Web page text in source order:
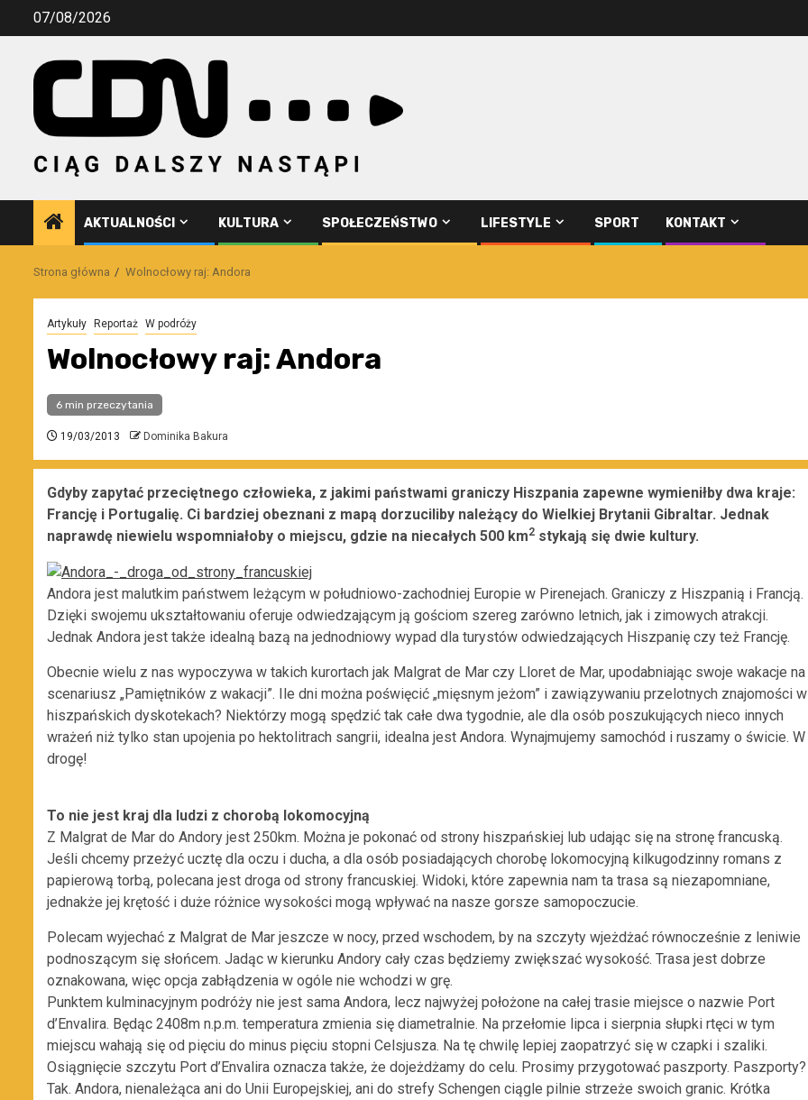
Przejdź07/08/2026
AKTUALNOŚCI KULTURA SPOŁECZEŃSTWO LIFESTYLE SPORT KONTAKT
Strona główna Wolnocłowy raj: Andora
Artykuły Reportaż W podróży
Wolnocłowy raj: Andora
6 min przeczytania
19/03/2013 Dominika Bakura
Gdyby zapytać przeciętnego człowieka, z jakimi państwami graniczy Hiszpania zapewne wymieniłby dwa kraje:
Francję i Portugalię. Ci bardziej obeznani z mapą dorzuciliby należący do Wielkiej Brytanii Gibraltar. Jednak
naprawdę niewielu wspomniałoby o miejscu, gdzie na niecałych 500 km2 stykają się dwie kultury.
Andora jest malutkim państwem leżącym w południowo-zachodniej Europie w Pirenejach. Graniczy z Hiszpanią i Francją.
Dzięki swojemu ukształtowaniu oferuje odwiedzającym ją gościom szereg zarówno letnich, jak i zimowych atrakcji.
Jednak Andora jest także idealną bazą na jednodniowy wypad dla turystów odwiedzających Hiszpanię czy też Francję.
Obecnie wielu z nas wypoczywa w takich kurortach jak Malgrat de Mar czy Lloret de Mar, upodabniając swoje wakacje na
scenariusz „Pamiętników z wakacji”. Ile dni można poświęcić „mięsnym jeżom” i zawiązywaniu przelotnych znajomości w
hiszpańskich dyskotekach? Niektórzy mogą spędzić tak całe dwa tygodnie, ale dla osób poszukujących nieco innych
wrażeń niż tylko stan upojenia po hektolitrach sangrii, idealna jest Andora. Wynajmujemy samochód i ruszamy o świcie. W
drogę!
To nie jest kraj dla ludzi z chorobą lokomocyjną
Z Malgrat de Mar do Andory jest 250km. Można je pokonać od strony hiszpańskiej lub udając się na stronę francuską.
Jeśli chcemy przeżyć ucztę dla oczu i ducha, a dla osób posiadających chorobę lokomocyjną kilkugodzinny romans z
papierową torbą, polecana jest droga od strony francuskiej. Widoki, które zapewnia nam ta trasa są niezapomniane,
jednakże jej krętość i duże różnice wysokości mogą wpływać na nasze gorsze samopoczucie.
Polecam wyjechać z Malgrat de Mar jeszcze w nocy, przed wschodem, by na szczyty wjeżdżać równocześnie z leniwie
podnoszącym się słońcem. Jadąc w kierunku Andory cały czas będziemy zwiększać wysokość. Trasa jest dobrze
oznakowana, więc opcja zabłądzenia w ogóle nie wchodzi w grę.
Punktem kulminacyjnym podróży nie jest sama Andora, lecz najwyżej położone na całej trasie miejsce o nazwie Port
d’Envalira. Będąc 2408m n.p.m. temperatura zmienia się diametralnie. Na przełomie lipca i sierpnia słupki rtęci w tym
miejscu wahają się od pięciu do minus pięciu stopni Celsjusza. Na tę chwilę lepiej zaopatrzyć się w czapki i szaliki.
Osiągnięcie szczytu Port d’Envalira oznacza także, że dojeżdżamy do celu. Prosimy przygotować paszporty. Paszporty?
Tak. Andora, nienależąca ani do Unii Europejskiej, ani do strefy Schengen ciągle pilnie strzeże swoich granic. Krótka